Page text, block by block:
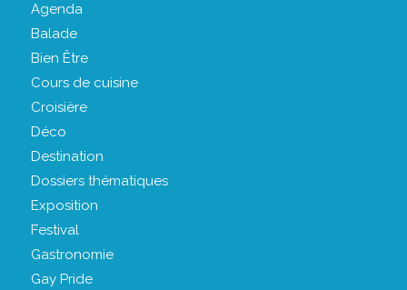
Agenda
Balade
Bien Être
Cours de cuisine
Croisière
Déco
Destination
Dossiers thématiques
Exposition
Festival
Gastronomie
Gay Pride